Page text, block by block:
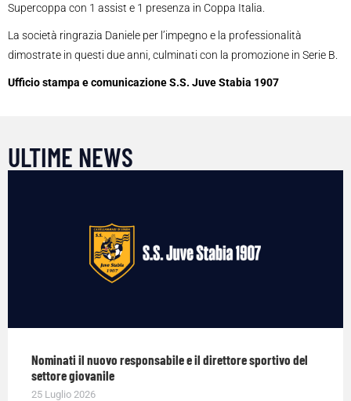
Supercoppa con 1 assist e 1 presenza in Coppa Italia.
La società ringrazia Daniele per l’impegno e la professionalità
dimostrate in questi due anni, culminati con la promozione in Serie B.
Ufficio stampa e comunicazione S.S. Juve Stabia 1907
ULTIME NEWS
Nominati il nuovo responsabile e il direttore sportivo del
settore giovanile
25 Luglio 2026